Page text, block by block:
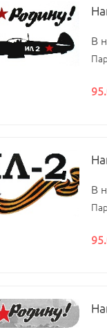
В
В